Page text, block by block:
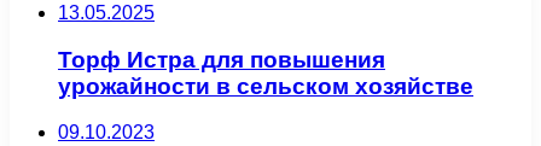
13.05.2025
Торф Истра для повышения
урожайности в сельском хозяйстве
09.10.2023